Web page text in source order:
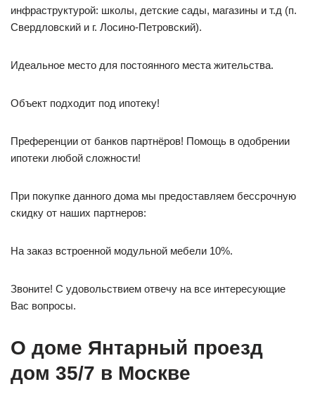
инфраструктурой: школы, детские сады, магазины и т.д (п.
Свердловский и г. Лосино-Петровский).
Идеальное место для постоянного места жительства.
Объект подходит под ипотеку!
Преференции от банков партнёров! Помощь в одобрении
ипотеки любой сложности!
При покупке данного дома мы предоставляем бессрочную
скидку от наших партнеров:
На заказ встроенной модульной мебели 10%.
Звоните! С удовольствием отвечу на все интересующие
Вас вопросы.
О доме Янтарный проезд
дом 35/7 в Москве